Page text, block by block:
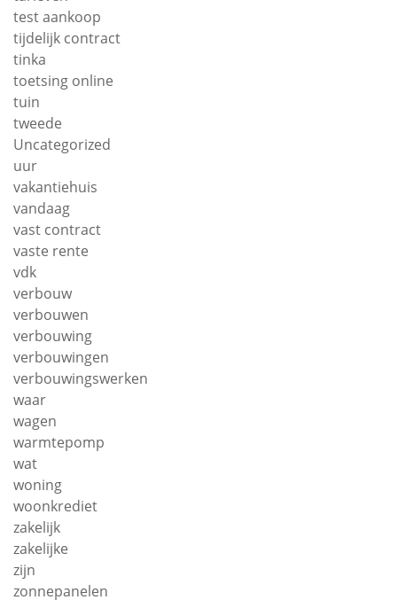
test aankoop
tijdelijk contract
tinka
toetsing online
tuin
tweede
Uncategorized
uur
vakantiehuis
vandaag
vast contract
vaste rente
vdk
verbouw
verbouwen
verbouwing
verbouwingen
verbouwingswerken
waar
wagen
warmtepomp
wat
woning
woonkrediet
zakelijk
zakelijke
zijn
zonnepanelen